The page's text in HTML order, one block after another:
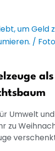
Umwelt
zu